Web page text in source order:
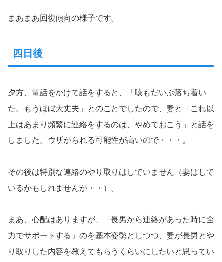
まあまあ回復傾向の様子です。
四日後
夕方、電話をかけて話をすると、「咳もだいぶ落ち着い
た。もうほぼ大丈夫」とのことでしたので、妻と「これ以
上はあまり頻繁に連絡をするのは、やめておこう」と話を
しました。ウザがられる可能性が高いので・・・。
その後は特別な連絡のやり取りはしていません（妻はして
いるかもしれませんが・・）。
まあ、心配はありますが、「長男から連絡があった時に全
力でサポートする」のを基本姿勢としつつ、妻が長男とや
り取りした内容を教えてもらうくらいにしたいと思ってい